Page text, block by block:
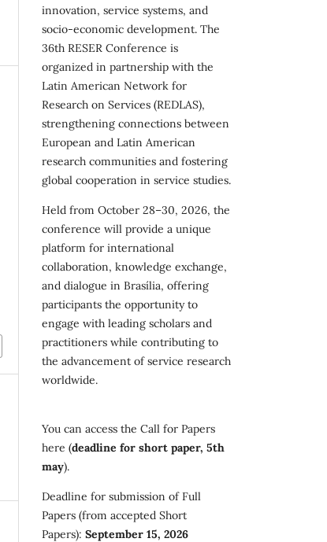
innovation, service systems, and
socio-economic development. The
36th RESER Conference is
organized in partnership with the
Latin American Network for
Research on Services (REDLAS),
strengthening connections between
European and Latin American
research communities and fostering
global cooperation in service studies.
Held from October 28–30, 2026, the
conference will provide a unique
platform for international
collaboration, knowledge exchange,
and dialogue in Brasília, offering
participants the opportunity to
engage with leading scholars and
practitioners while contributing to
the advancement of service research
worldwide.
You can access the Call for Papers
here (deadline for short paper, 5th
may).
Deadline for submission of Full
Papers (from accepted Short
Papers): September 15, 2026